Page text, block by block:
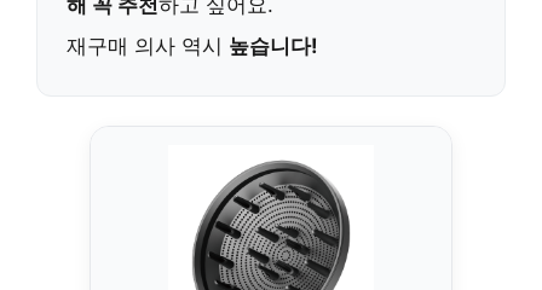
재구매 의사 역시 높습니다!